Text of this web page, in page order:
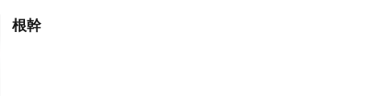
根幹